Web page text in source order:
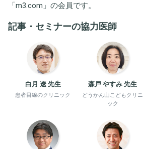
「m3.com 」の会員です。
記事・セミナーの協力医師
白月 遼 先生
患者目線のクリニック
森戸 やすみ 先生
どうかん山こどもクリニ
ック